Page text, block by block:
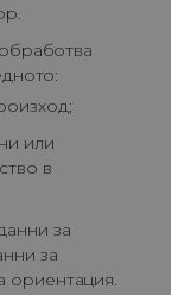
или
в
за
за
ориентация.